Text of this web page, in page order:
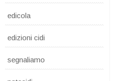
edicola
edizioni cidi
segnaliamo